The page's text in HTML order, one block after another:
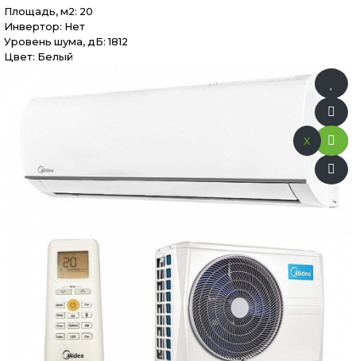
Площадь, м2: 20
Инвертор: Нет
Уровень шума, дБ: 1812
Цвет: Белый
x